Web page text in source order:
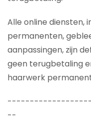
Alle online diensten,
permanenten,
aanpassingen, zijn
geen terugbetaling
haarwerk
--